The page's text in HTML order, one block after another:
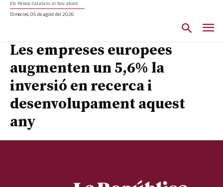
Els Països Catalans al teu abast
Dimecres, 05 de agost del 2026
Les empreses europees
augmenten un 5,6% la
inversió en recerca i
desenvolupament aquest
any